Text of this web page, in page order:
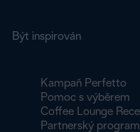
Být inspirován
Kampaň Perfetto
Pomoc s výběrem
Coffee Lounge
Partnerský program